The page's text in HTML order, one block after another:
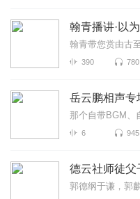
翰青播讲·以
翰青带您赏由古
390
岳云鹏相声专
6
德云社师徒父
郭德纲于谦，郭